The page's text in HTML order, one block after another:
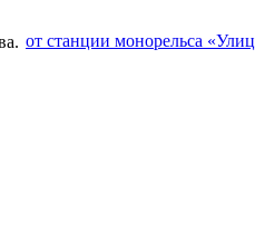
от станции монорельса